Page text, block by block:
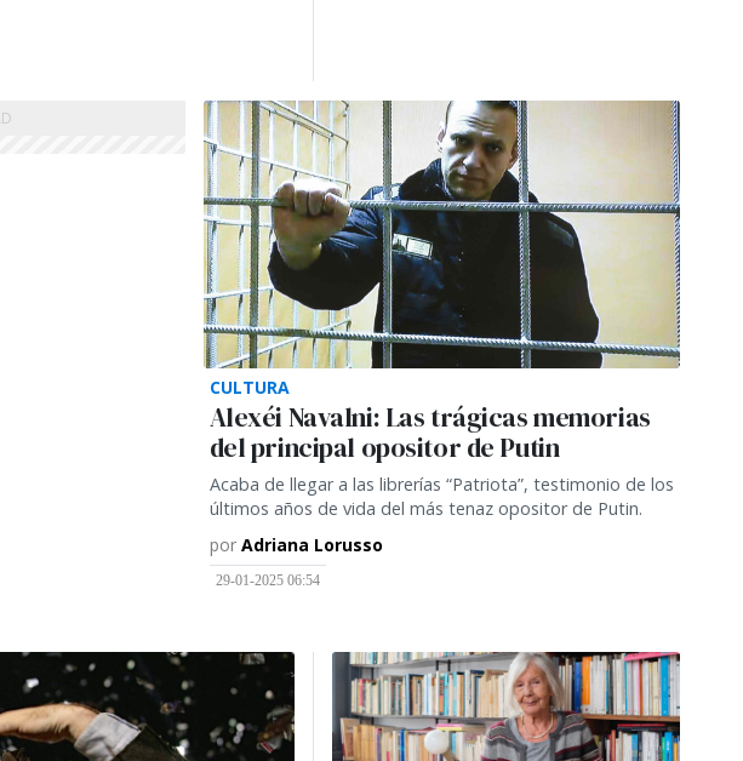
CULTURA
Alexéi Navalni: Las trágicas memorias
del principal opositor de Putin
Acaba de llegar a las librerías “Patriota”, testimonio de los
últimos años de vida del más tenaz opositor de Putin.
por Adriana Lorusso
29-01-2025 06:54